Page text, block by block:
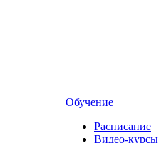
Обучение
Расписание
Видео-курсы